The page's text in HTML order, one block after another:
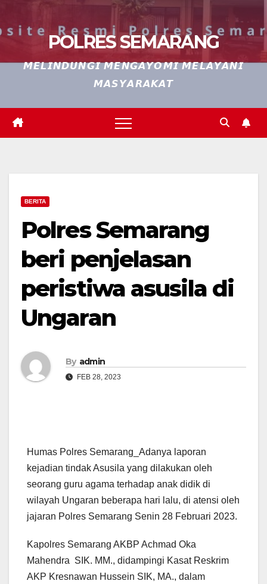
POLRES SEMARANG
𝙈𝙀𝙇𝙄𝙉𝘿𝙐𝙉𝙂𝙄 𝙈𝙀𝙉𝙂𝘼𝙔𝙊𝙈𝙄 𝙈𝙀𝙇𝘼𝙔𝘼𝙉𝙄
𝙈𝘼𝙎𝙔𝘼𝙍𝘼𝙆𝘼𝙏
BERITA
Polres Semarang
beri penjelasan
peristiwa asusila di
Ungaran
By admin
FEB 28, 2023
Humas Polres Semarang_Adanya laporan
kejadian tindak Asusila yang dilakukan oleh
seorang guru agama terhadap anak didik di
wilayah Ungaran beberapa hari lalu, di atensi oleh
jajaran Polres Semarang Senin 28 Februari 2023.
Kapolres Semarang AKBP Achmad Oka
Mahendra SIK. MM., didampingi Kasat Reskrim
AKP Kresnawan Hussein SIK, MA., dalam